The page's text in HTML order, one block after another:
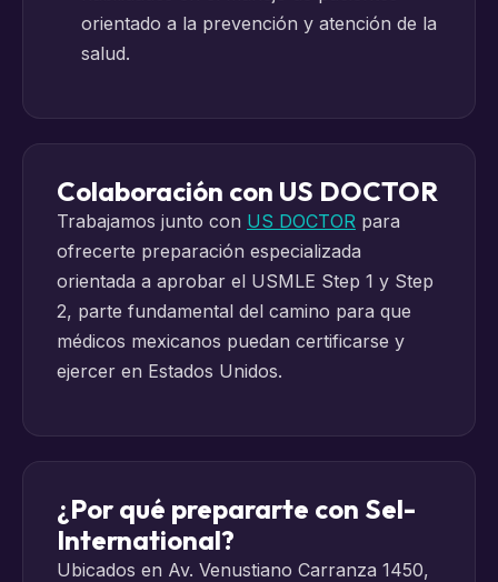
orientado a la prevención y atención de la
salud.
Colaboración con US DOCTOR
Trabajamos junto con US DOCTOR para
ofrecerte preparación especializada
orientada a aprobar el USMLE Step 1 y Step
2, parte fundamental del camino para que
médicos mexicanos puedan certificarse y
ejercer en Estados Unidos.
¿Por qué prepararte con Sel-
International?
Ubicados en Av. Venustiano Carranza 1450,